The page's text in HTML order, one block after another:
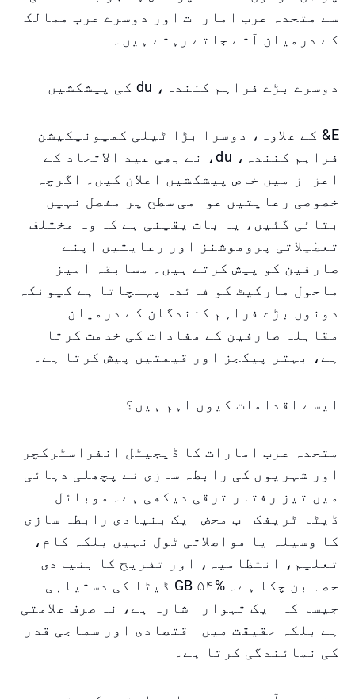
سے متحدہ عرب امارات اور دوسرے عرب ممالک
کے درمیان آتے جاتے رہتے ہیں۔
دوسرے بڑے فراہم کنندہ، du کی پیشکشیں
E& کے علاوہ، دوسرا بڑا ٹیلی کمیونیکیشن
فراہم کنندہ، du، نے بھی عید الاتحاد کے
اعزاز میں خاص پیشکشیں اعلان کیں۔ اگرچہ
خصوصی رعایتیں عوامی سطح پر مفصل نہیں
بتائی گئیں، یہ بات یقینی ہے کہ وہ مختلف
تعطیلاتی پروموشنز اور رعایتیں اپنے
صارفین کو پیش کرتے ہیں۔ مسابقہ آمیز
ماحول مارکیٹ کو فائدہ پہنچاتا ہے کیونکہ
دونوں بڑے فراہم کنندگان کے درمیان
مقابلہ صارفین کے مفادات کی خدمت کرتا
ہے، بہتر پیکجز اور قیمتیں پیش کرتا ہے۔
ایسے اقدامات کیوں اہم ہیں؟
متحدہ عرب امارات کا ڈیجیٹل انفراسٹرکچر
اور شہریوں کی رابطہ سازی نے پچھلی دہائی
میں تیز رفتار ترقی دیکھی ہے۔ موبائل
ڈیٹا ٹریفک اب محض ایک بنیادی رابطہ سازی
کا وسیلہ یا مواصلاتی ٹول نہیں بلکہ کام،
تعلیم، انتظامیہ، اور تفریح کا بنیادی
حصہ بن چکا ہے۔ %۵۴ GB ڈیٹا کی دستیابی
جیسا کہ ایک تہوار اشارہ ہے، نہ صرف علامتی
ہے بلکہ حقیقت میں اقتصادی اور سماجی قدر
کی نمائندگی کرتا ہے۔